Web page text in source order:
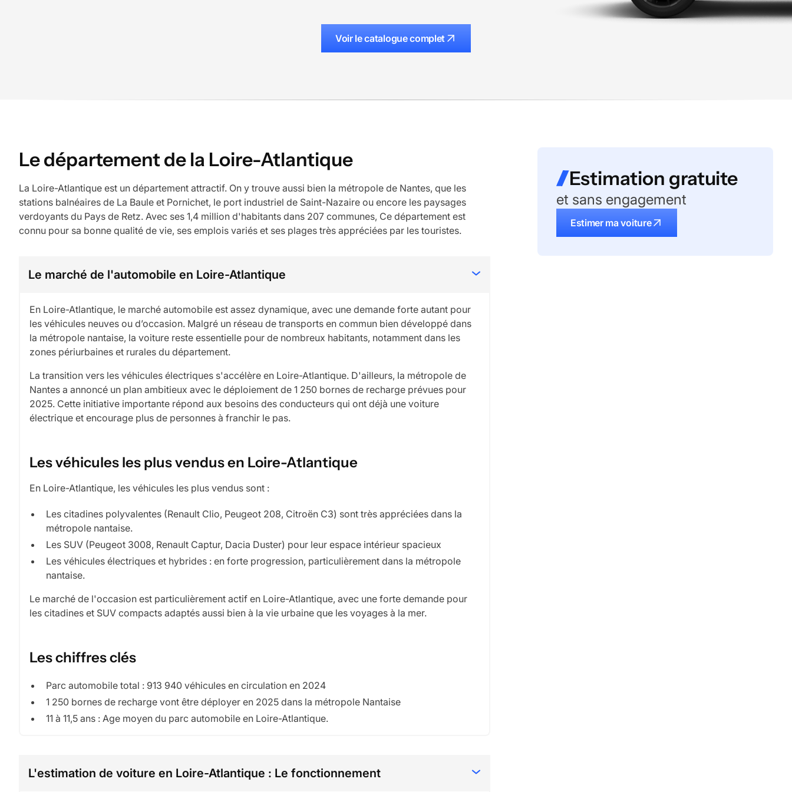
Voir le catalogue complet
Le département de la Loire-Atlantique
La Loire-Atlantique est un département attractif. On y trouve aussi bien la métropole de Nantes, que les
stations balnéaires de La Baule et Pornichet, le port industriel de Saint-Nazaire ou encore les paysages
verdoyants du Pays de Retz. Avec ses 1,4 million d'habitants dans 207 communes, Ce département est
connu pour sa bonne qualité de vie, ses emplois variés et ses plages très appréciées par les touristes.
Le marché de l'automobile en Loire-Atlantique
En Loire-Atlantique, le marché automobile est assez dynamique, avec une demande forte autant pour
les véhicules neuves ou d’occasion. Malgré un réseau de transports en commun bien développé dans
la métropole nantaise, la voiture reste essentielle pour de nombreux habitants, notamment dans les
zones périurbaines et rurales du département.
La transition vers les véhicules électriques s'accélère en Loire-Atlantique. D'ailleurs, la métropole de
Nantes a annoncé un plan ambitieux avec le déploiement de 1 250 bornes de recharge prévues pour
2025. Cette initiative importante répond aux besoins des conducteurs qui ont déjà une voiture
électrique et encourage plus de personnes à franchir le pas.
Les véhicules les plus vendus en Loire-Atlantique
En Loire-Atlantique, les véhicules les plus vendus sont :
Les citadines polyvalentes (Renault Clio, Peugeot 208, Citroën C3) sont très appréciées dans la
métropole nantaise.
Les SUV (Peugeot 3008, Renault Captur, Dacia Duster) pour leur espace intérieur spacieux
Les véhicules électriques et hybrides : en forte progression, particulièrement dans la métropole
nantaise.
Le marché de l'occasion est particulièrement actif en Loire-Atlantique, avec une forte demande pour
les citadines et SUV compacts adaptés aussi bien à la vie urbaine que les voyages à la mer.
Les chiffres clés
Parc automobile total : 913 940 véhicules en circulation en 2024
1 250 bornes de recharge vont être déployer en 2025 dans la métropole Nantaise
11 à 11,5 ans : Age moyen du parc automobile en Loire-Atlantique.
L'estimation de voiture en Loire-Atlantique : Le fonctionnement
Estimation gratuite
et sans engagement
Estimer ma voiture